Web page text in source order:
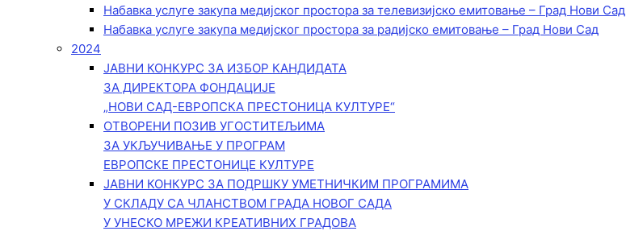
Набавка услуге закупа медијског простора за телевизијско емитовање – Град Нови Сад
Набавка услуге закупа медијског простора за радијско емитовање – Град Нови Сад
2024
ЈАВНИ КОНКУРС ЗА ИЗБОР КАНДИДАТА
ЗА ДИРЕКТОРА ФОНДАЦИЈЕ
„НОВИ САД-ЕВРОПСКА ПРЕСТОНИЦА КУЛТУРЕ“
ОТВОРЕНИ ПОЗИВ УГОСТИТЕЉИМА
ЗА УКЉУЧИВАЊЕ У ПРОГРАМ
ЕВРОПСКЕ ПРЕСТОНИЦЕ КУЛТУРЕ
ЈАВНИ КОНКУРС ЗА ПОДРШКУ УМЕТНИЧКИМ ПРОГРАМИМА
У СКЛАДУ СА ЧЛАНСТВОМ ГРАДА НОВОГ САДА
У УНЕСКО МРЕЖИ КРЕАТИВНИХ ГРАДОВА